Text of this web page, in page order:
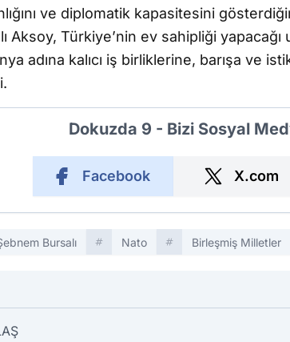
ve diplomatik kapasitesini
Aksoy, Türkiye’nin ev sahipliği
adına kalıcı iş birliklerine, barışa ve
Dokuzda 9 - Bizi Sosyal
Facebook X.com
Bursalı Nato Birleşmiş Milletler